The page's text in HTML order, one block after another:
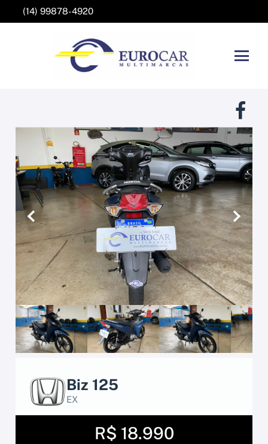
(14) 99878-4920
Biz 125
EX
R$ 18.990
Anterior Próximo